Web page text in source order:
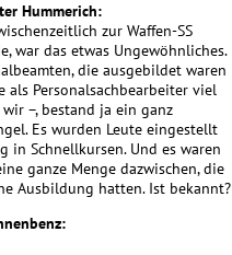
Hummerich:
zur Waffen-SS
war das etwas Ungewöhnliches.
die ausgebildet waren
als Personalsachbearbeiter viel
–, bestand ja ein ganz
Es wurden Leute eingestellt
in Schnellkursen. Und es waren
ganze Menge dazwischen, die
Ausbildung hatten. Ist bekannt?